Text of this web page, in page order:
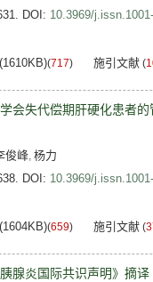
DOI: 10.3969/j.issn.1001-
(717) 施引文献 (
会失代偿期肝硬化患者
俊峰, 杨力
DOI: 10.3969/j.issn.1001-
(659) 施引文献 (
腺炎国际共识声明》摘译